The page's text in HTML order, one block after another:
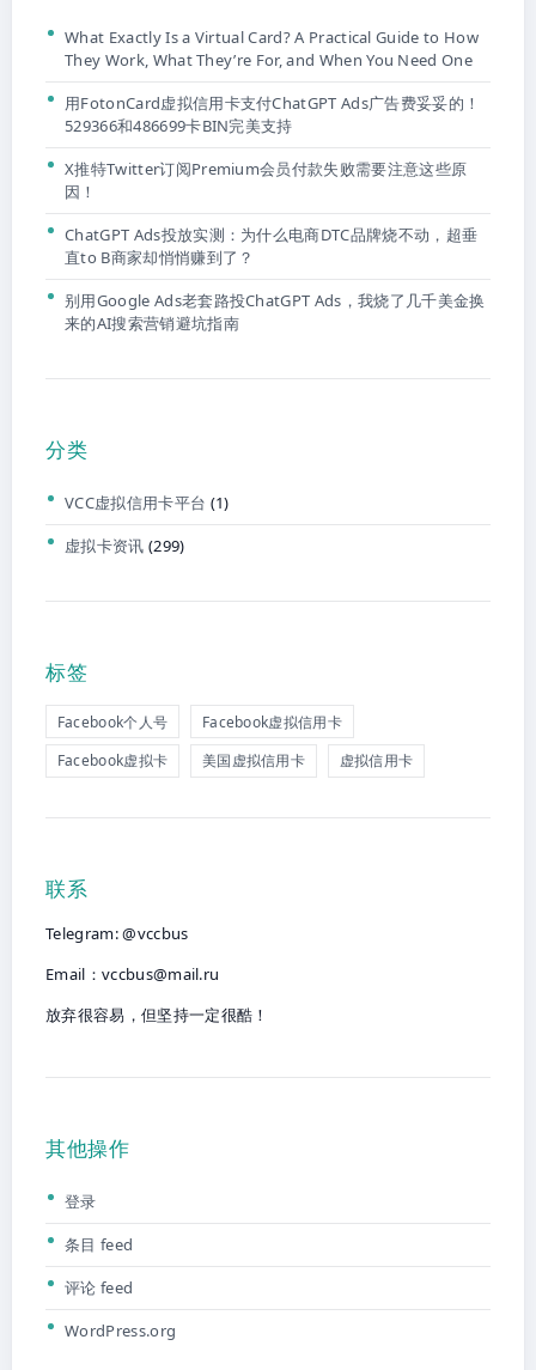
What Exactly Is a Virtual Card? A Practical Guide to How
They Work, What They’re For, and When You Need One
用FotonCard虚拟信用卡支付ChatGPT Ads广告费妥妥的！
529366和486699卡BIN完美支持
X推特Twitter订阅Premium会员付款失败需要注意这些原
因！
ChatGPT Ads投放实测：为什么电商DTC品牌烧不动，超垂
直to B商家却悄悄赚到了？
别用Google Ads老套路投ChatGPT Ads，我烧了几千美金换
来的AI搜索营销避坑指南
分类
VCC虚拟信用卡平台 (1)
虚拟卡资讯 (299)
标签
Facebook个人号
Facebook虚拟信用卡
Facebook虚拟卡
美国虚拟信用卡 虚拟信用卡
联系
Telegram: @vccbus
Email： vccbus@mail.ru
放弃很容易，但坚持一定很酷！
其他操作
登录
条目 feed
评论 feed
WordPress.org